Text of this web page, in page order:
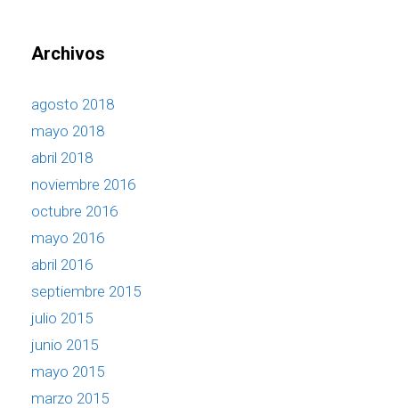
Archivos
agosto 2018
mayo 2018
abril 2018
noviembre 2016
octubre 2016
mayo 2016
abril 2016
septiembre 2015
julio 2015
junio 2015
mayo 2015
marzo 2015